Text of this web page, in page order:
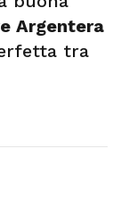
Argentera
tra